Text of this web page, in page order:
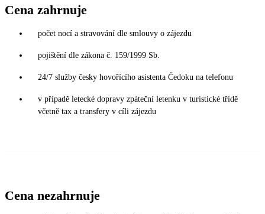
Cena zahrnuje
počet nocí a stravování dle smlouvy o zájezdu
pojištění dle zákona č. 159/1999 Sb.
24/7 služby česky hovořícího asistenta Čedoku na telefonu
v případě letecké dopravy zpáteční letenku v turistické třídě
včetně tax a transfery v cíli zájezdu
Cena nezahrnuje